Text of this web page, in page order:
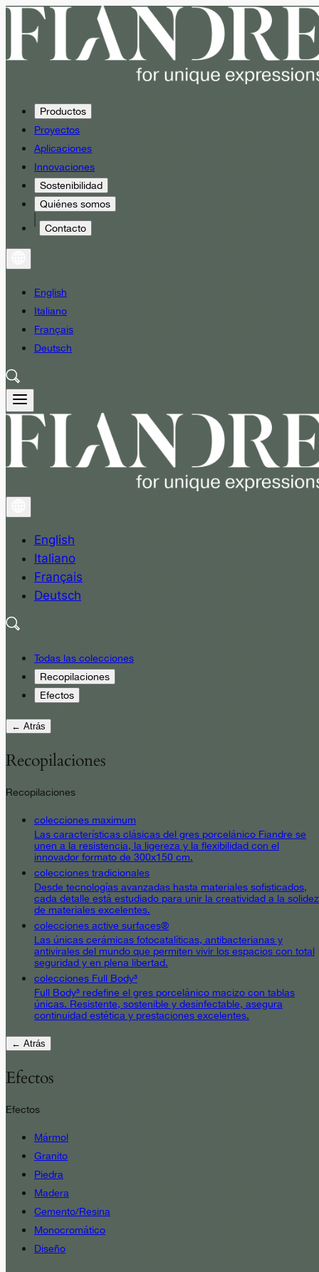
Productos
Proyectos
Aplicaciones
Innovaciones
Sostenibilidad
Quiénes somos
Contacto
English
Italiano
Français
Deutsch
English
Italiano
Français
Deutsch
Todas las colecciones
Recopilaciones
Efectos
← Atrás
Recopilaciones
Recopilaciones
colecciones maximum
Las características clásicas del gres porcelánico Fiandre se
unen a la resistencia, la ligereza y la flexibilidad con el
innovador formato de 300x150 cm.
colecciones tradicionales
Desde tecnologías avanzadas hasta materiales sofisticados,
cada detalle está estudiado para unir la creatividad a la solidez
de materiales excelentes.
colecciones active surfaces®
Las únicas cerámicas fotocatalíticas, antibacterianas y
antivirales del mundo que permiten vivir los espacios con total
seguridad y en plena libertad.
colecciones Full Body³
Full Body³ redefine el gres porcelánico macizo con tablas
únicas. Resistente, sostenible y desinfectable, asegura
continuidad estética y prestaciones excelentes.
← Atrás
Efectos
Efectos
Mármol
Granito
Piedra
Madera
Cemento/Resina
Monocromático
Diseño